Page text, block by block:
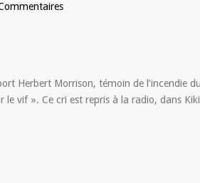
Herbert Morrison, témoin de l’incendie
vif ». Ce cri est repris à la radio, dans